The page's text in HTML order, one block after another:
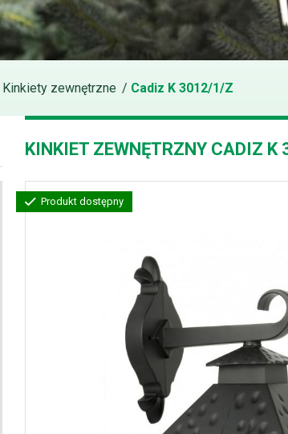
Kinkiety zewnętrzne / Cadiz K 3012/1/Z
KINKIET ZEWNĘTRZNY CADIZ
Produkt dostępny